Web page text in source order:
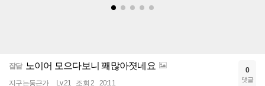
잡담 노이어 모으다보니 꽤많아졋네요
지구는둥근가 Lv.21 조회 2 20:11
0
댓글